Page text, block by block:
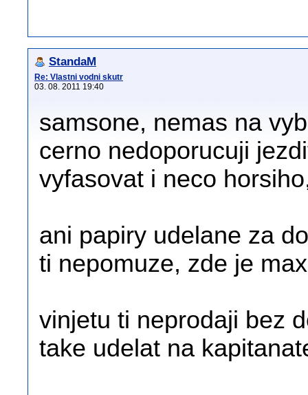
StandaM
Re: Vlastni vodni skutr
03. 08. 2011 19:40
samsone, nemas na
cerno nedoporucuji
vyfasovat i neco
ani papiry udelane za
ti nepomuze, zde je
vinjetu ti neprodaji bez
take udelat na